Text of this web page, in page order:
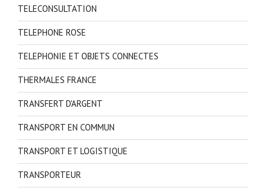
TELECONSULTATION
TELEPHONE ROSE
TELEPHONIE ET OBJETS CONNECTES
THERMALES FRANCE
TRANSFERT D'ARGENT
TRANSPORT EN COMMUN
TRANSPORT ET LOGISTIQUE
TRANSPORTEUR